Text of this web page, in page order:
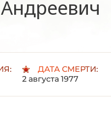
ДАТА СМЕРТИ:
2 августа 1977